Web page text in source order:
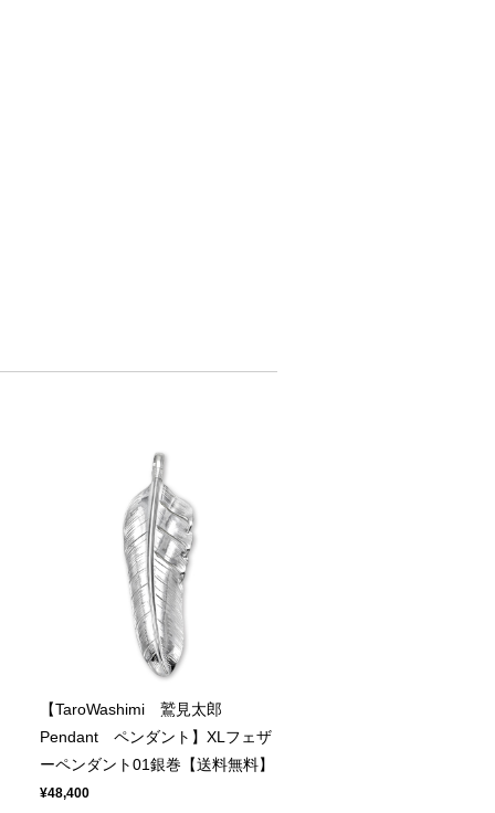
【TaroWashimi 鷲見太郎
Pendant ペンダント】XLフェザ
ーペンダント01銀巻【送料無料】
¥48,400